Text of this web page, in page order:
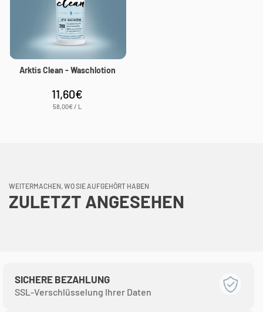
Arktis Clean - Waschlotion
Normaler
Preis
11,60€
STÜCKPREIS
58,00€/ PRO
L
WEITERMACHEN, WO SIE AUFGEHÖRT HABEN
ZULETZT ANGESEHEN
SICHERE BEZAHLUNG
SSL-Verschlüsselung Ihrer Daten